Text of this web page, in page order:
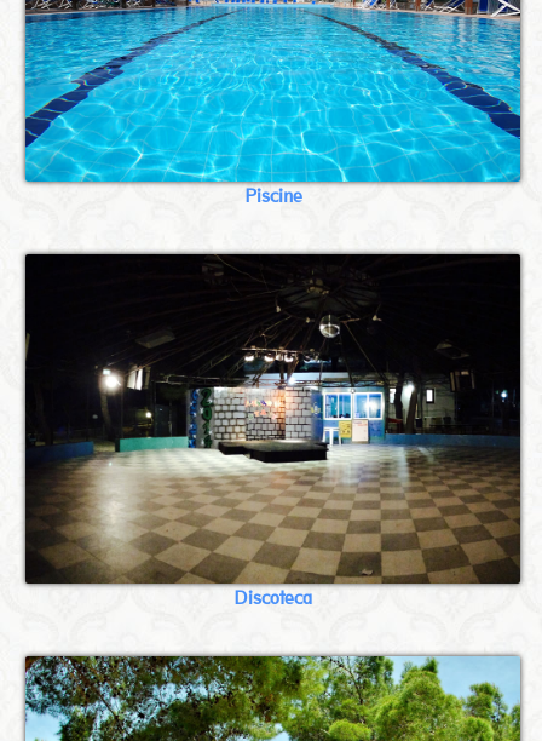
Piscine
Discoteca